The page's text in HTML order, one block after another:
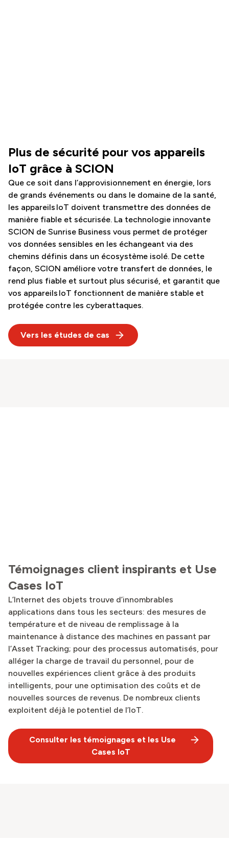
Plus de sécurité pour vos appareils
IoT grâce à SCION
Que ce soit dans l’approvisionnement en énergie, lors
de grands événements ou dans le domaine de la santé,
les appareils IoT doivent transmettre des données de
manière fiable et sécurisée. La technologie innovante
SCION de Sunrise Business vous permet de protéger
vos données sensibles en les échangeant via des
chemins définis dans un écosystème isolé. De cette
façon, SCION améliore votre transfert de données, le
rend plus fiable et surtout plus sécurisé, et garantit que
vos appareils IoT fonctionnent de manière stable et
protégée contre les cyberattaques.
Vers les études de cas
Témoignages client inspirants et Use
Cases IoT
L’Internet des objets trouve d’innombrables
applications dans tous les secteurs: des mesures de
température et de niveau de remplissage à la
maintenance à distance des machines en passant par
l’Asset Tracking; pour des processus automatisés, pour
alléger la charge de travail du personnel, pour de
nouvelles expériences client grâce à des produits
intelligents, pour une optimisation des coûts et de
nouvelles sources de revenus. De nombreux clients
exploitent déjà le potentiel de l’IoT.
Consulter les témoignages et les Use
Cases IoT